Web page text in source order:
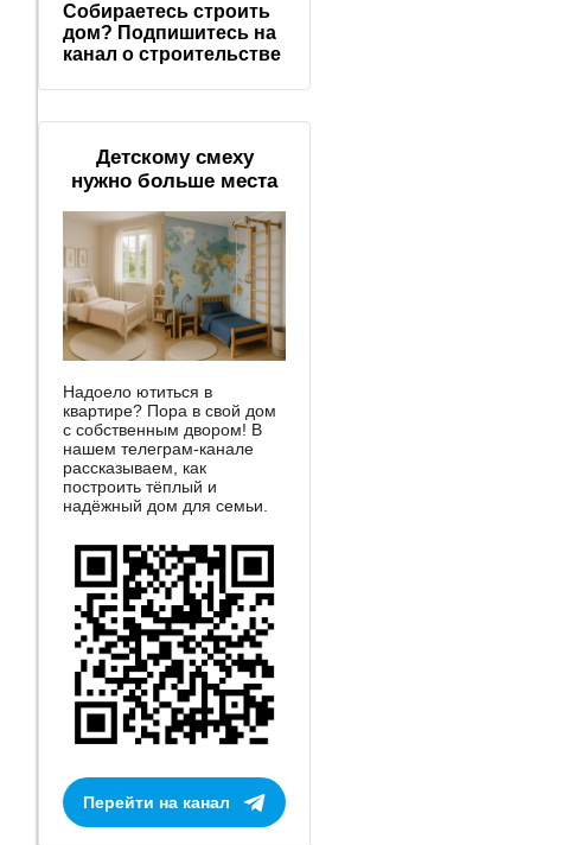
Собираетесь строить
дом? Подпишитесь на
канал о строительстве
Детскому смеху
нужно больше места
Надоело ютиться в
квартире? Пора в свой дом
с собственным двором! В
нашем телеграм-канале
рассказываем, как
построить тёплый и
надёжный дом для семьи.
Перейти на канал